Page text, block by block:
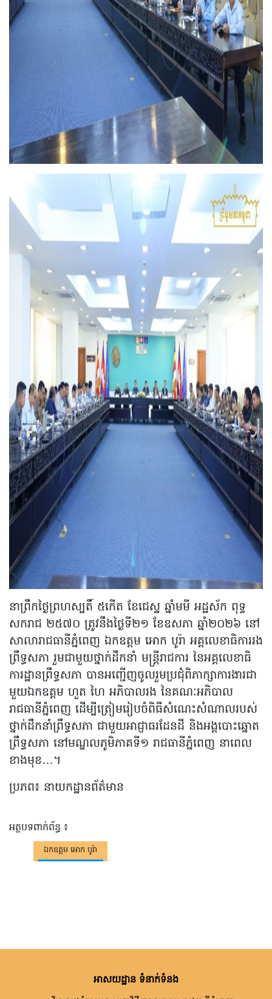
នាព្រឹកថ្ងៃព្រហស្បតិ៍ ៥កើត ខែជេស្ឋ ឆ្នាំមមី អដ្ឋស័ក ពុទ្ធ
សករាជ ២៥៧០ ត្រូវនឹងថ្ងៃទី២១ ខែឧសភា ឆ្នាំ២០២៦ នៅ
សាលារាជធានីភ្នំពេញ ឯកឧត្តម អោក បូរ៉ា អគ្គលេខាធិការរង
ព្រឹទ្ធសភា រួមជាមួយថ្នាក់ដឹកនាំ មន្រ្តីរាជការ នៃអគ្គលេខាធិ
ការដ្ឋានព្រឹទ្ធសភា បានអញ្ជើញចូលរួមប្រជុំពិភាក្សាការងារជា
មួយឯកឧត្តម ហួត ហៃ អភិបាលរង នៃគណៈអភិបាល
រាជធានីភ្នំពេញ ដើម្បីត្រៀមរៀបចំពិធីសំណេះសំណាលរបស់
ថ្នាក់ដឹកនាំព្រឹទ្ធសភា ជាមួយអាជ្ញាធរដែនដី និងអង្គបោះឆ្នោត
ព្រឹទ្ធសភា នៅមណ្ឌលភូមិភាគទី១ រាជធានីភ្នំពេញ នាពេល
ខាងមុខ…។
ប្រភព៖ នាយកដ្ឋានព័ត៌មាន
អត្ថបទពាក់ព័ន្ធ ៖
ឯកឧត្តម អោក បូរ៉ា
អាសយដ្ឋាន ទំនាក់ទំនង